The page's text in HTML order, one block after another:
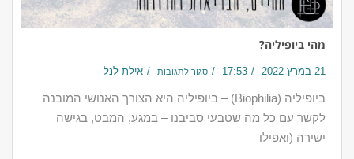
מהי ביופיליה?
21 במרץ 2022 17:53 סגור לתגובות אילת לנל
‎ביופיליה (Biophilia) – ביופיליה היא הצורך האנושי המובנה
לקשר עם כל מה שטבעי סביבנו – במגע, המבט, בגישה
ישירה (ואפילו